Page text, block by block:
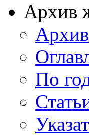
Архив
Архив
По